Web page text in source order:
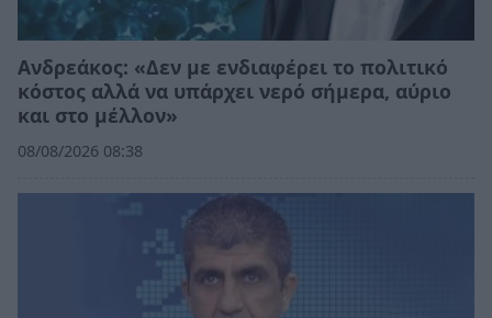
Ανδρεάκος: «Δεν με ενδιαφέρει το πολιτικό
κόστος αλλά να υπάρχει νερό σήμερα, αύριο
και στο μέλλον»
08/08/2026 08:38